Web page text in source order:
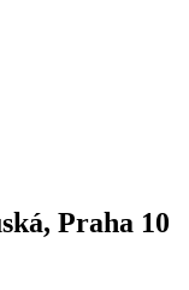
Praha 10